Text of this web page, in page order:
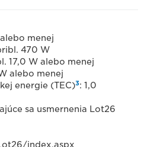
menej
470 W
17,0 W alebo menej
alebo menej
energie (TEC)3: 1,0
sa usmernenia Lot26
index.aspx